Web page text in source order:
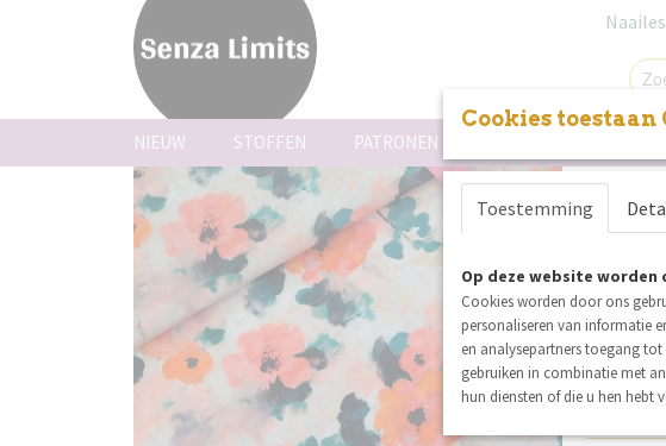
NIEUW STOFFEN PATRONEN
uitverkocht
See
€ 1,85
✘Niet
Cookies toestaan
Toestemming
Op deze website
Cookies worden door ons
personaliseren van informatie
en analysepartners toegang
gebruiken in combinatie met
hun diensten of die u hen hebt